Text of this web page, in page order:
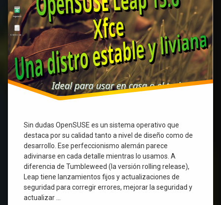
Sin dudas OpenSUSE es un sistema operativo que
destaca por su calidad tanto a nivel de diseño como de
desarrollo. Ese perfeccionismo alemán parece
adivinarse en cada detalle mientras lo usamos. A
diferencia de Tumbleweed (la versión rolling release),
Leap tiene lanzamientos fijos y actualizaciones de
seguridad para corregir errores, mejorar la seguridad y
actualizar …
usar
en
casa
o
en
el
trabajo.